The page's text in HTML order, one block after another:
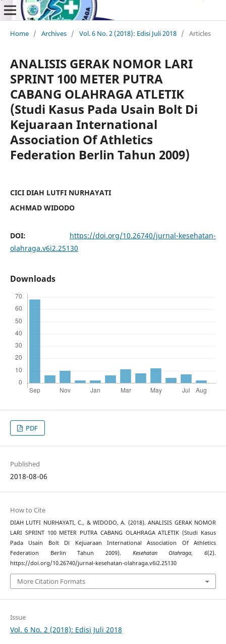
Home / Archives / Vol. 6 No. 2 (2018): Edisi Juli 2018 / Articles
ANALISIS GERAK NOMOR LARI
SPRINT 100 METER PUTRA
CABANG OLAHRAGA ATLETIK
(Studi Kasus Pada Usain Bolt Di
Kejuaraan International
Association Of Athletics
Federation Berlin Tahun 2009)
CICI DIAH LUTFI NURHAYATI
ACHMAD WIDODO
DOI: https://doi.org/10.26740/jurnal-kesehatan-
olahraga.v6i2.25130
Downloads
PDF
Published
2018-08-06
How to Cite
DIAH LUTFI NURHAYATI, C., & WIDODO, A. (2018). ANALISIS GERAK NOMOR
LARI SPRINT 100 METER PUTRA CABANG OLAHRAGA ATLETIK (Studi Kasus
Pada Usain Bolt Di Kejuaraan International Association Of Athletics
Federation Berlin Tahun 2009). Kesehatan Olahraga,6(2).
https://doi.org/10.26740/jurnal-kesehatan-olahraga.v6i2.25130
More Citation Formats
Issue
Vol. 6 No. 2 (2018): Edisi Juli 2018